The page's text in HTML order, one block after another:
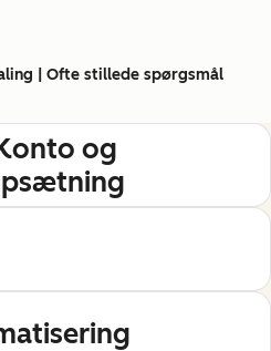
| Ofte stillede spørgsmål
og